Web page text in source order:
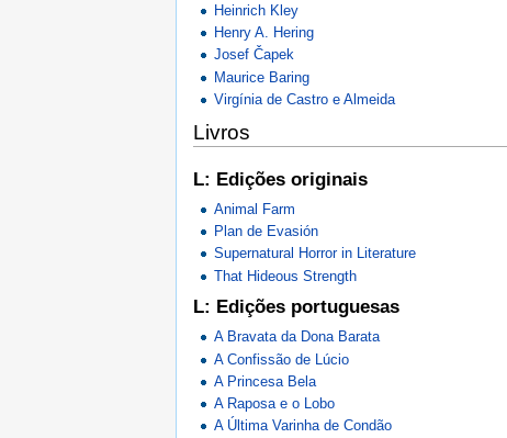
Heinrich Kley
Henry A. Hering
Josef Čapek
Maurice Baring
Virgínia de Castro e Almeida
Livros
L: Edições originais
Animal Farm
Plan de Evasión
Supernatural Horror in Literature
That Hideous Strength
L: Edições portuguesas
A Bravata da Dona Barata
A Confissão de Lúcio
A Princesa Bela
A Raposa e o Lobo
A Última Varinha de Condão